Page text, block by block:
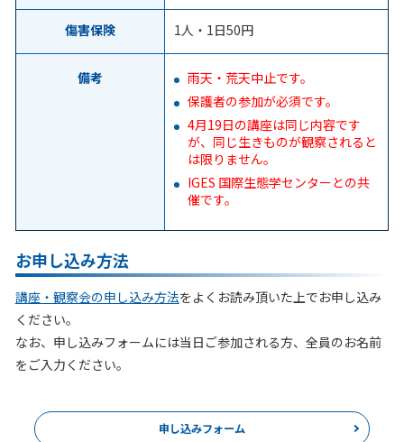
傷害保険 1人・1日50円
備考
雨天・荒天中止です。
保護者の参加が必須です。
4月19日の講座は同じ内容です
が、同じ生きものが観察されると
は限りません。
IGES 国際生態学センターとの共
催です。
お申し込み方法
講座・観察会の申し込み方法をよくお読み頂いた上でお申し込み
ください。
なお、申し込みフォームには当日ご参加される方、全員のお名前
をご入力ください。
申し込みフォーム